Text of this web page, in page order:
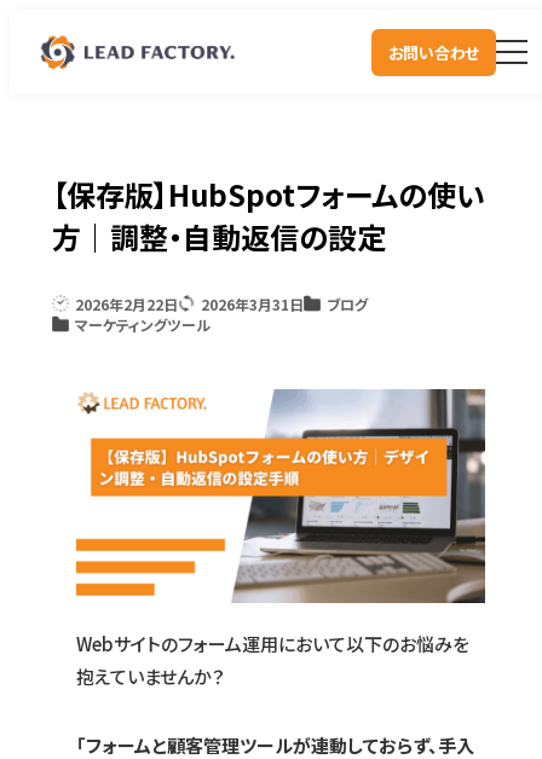
お問い合わせ
【保存版】HubSpotフォームの使い
方｜調整・自動返信の設定
2026年2月22日 2026年3月31日
ブログ
マーケティングツール
Webサイトのフォーム運用において以下のお悩みを
抱えていませんか？
「フォームと顧客管理ツールが連動しておらず、手入